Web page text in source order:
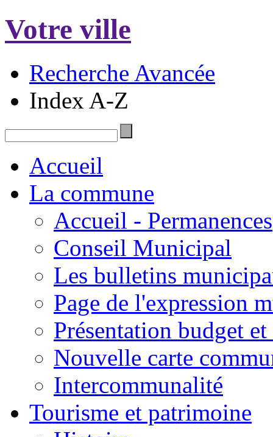
Votre ville
Recherche Avancée
Index A-Z
Accueil
La commune
Accueil - Permanences
Conseil Municipal
Les bulletins
Page de l'expression
Présentation budget
Nouvelle carte
Intercommunalité
Tourisme et patrimoine